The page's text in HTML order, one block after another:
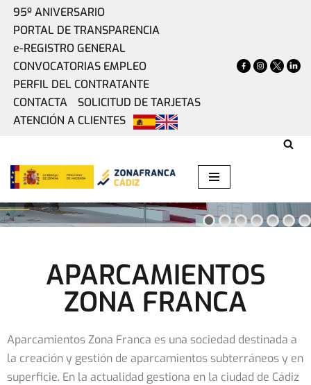
95º ANIVERSARIO
PORTAL DE TRANSPARENCIA
e-REGISTRO GENERAL
CONVOCATORIAS EMPLEO
PERFIL DEL CONTRATANTE
CONTACTA
SOLICITUD DE TARJETAS
ATENCIÓN A CLIENTES
INCUBAZUL
CONOCE INCUBAZUL
APARCAMIENTOS
ZONA FRANCA
Aparcamientos Zona Franca es una sociedad destinada a
la creación y gestión de aparcamientos subterráneos y en
superficie. En la actualidad gestiona en la ciudad de Cádiz